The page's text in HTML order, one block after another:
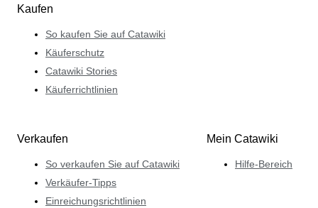
Kaufen
So kaufen Sie auf Catawiki
Käuferschutz
Catawiki Stories
Käuferrichtlinien
Verkaufen
So verkaufen Sie auf Catawiki
Verkäufer-Tipps
Einreichungsrichtlinien
Mein Catawiki
Hilfe-Bereich